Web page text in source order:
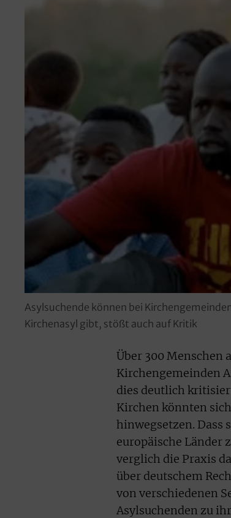
Asylsuchende können bei
Kirchenasyl gibt, stößt auch auf Kritik
Über 300 Menschen
Kirchengemeinden
dies deutlich
Kirchen könnten
hinwegsetzen. Dass
europäische Länder
verglich die Praxis
über deutschem
von verschiedenen
Asylsuchenden zu